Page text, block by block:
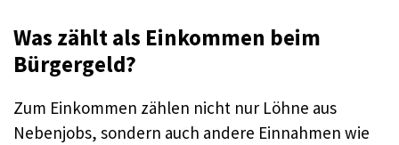
Was zählt als Einkommen beim
Bürgergeld?
Zum Einkommen zählen nicht nur Löhne aus
Nebenjobs, sondern auch andere Einnahmen wie